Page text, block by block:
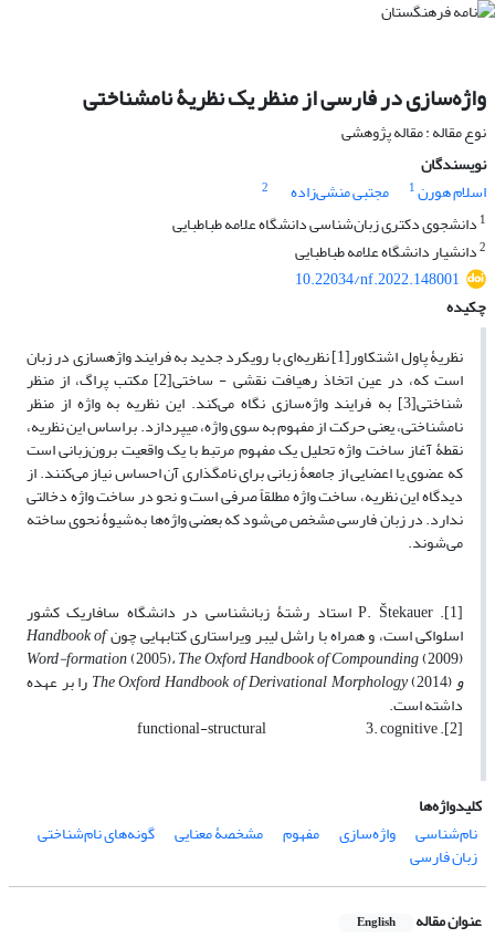
واژه‏‌سازی در فارسی از منظر یک نظریۀ نام‏شناختی
نوع مقاله : مقاله پژوهشی
نویسندگان
اسلام هورن1 مجتبی منشی‌زاده
2
1 دانشجوی دکتری زبان‌شناسی دانشگاه علامه طباطبایی
2دانشیار دانشگاه علامه طباطبایی
10.22034/nf.2022.148001
چکیده
نظریۀ پاول اشتکاور[1] نظریه‏‌ای با رویکرد جدید به فرایند واژه‏سازی در زبان
است که، در عین اتخاذ رهیافت نقشی - ساختی[2] مکتب پراگ، از منظر
شناختی[3] به فرایند واژه‏‌سازی نگاه می‏‌کند. این نظریه به واژه‏ از منظر
نام‏شناختی، یعنی حرکت از مفهوم به‏ سوی واژه، می‏پردازد. براساس این نظریه،
نقطۀ آغاز ساخت واژه تحلیل یک مفهوم مرتبط با یک واقعیت برون‏‌زبانی است
که عضوی یا اعضایی از جامعۀ زبانی برای نام‏گذاری آن احساس نیاز می‏‌کنند. از
دیدگاه این نظریه، ساخت واژه مطلقاً صرفی است و نحو در ساخت واژه دخالتی
ندارد. در زبان فارسی مشخص می‏‌شود که بعضی واژه‌‏ها به‏‌شیوۀ نحوی ساخته
می‏‌شوند.
[1]. P. Štekauer استاد رشتۀ زبان‏شناسی در دانشگاه سافاریک کشور
اسلواکی است، و همراه با راشل لیبر ویراستاری کتاب‏هایی چونHandbook of
Word-formation(2005)،The Oxford Handbook of Compounding(2009)
و The Oxford Handbook of Derivational Morphology(2014) را بر عهده
داشته است.
[2]. functional-structural 3. cognitive
کلیدواژه‌ها
نام‏‌شناسی
واژه‏‌سازی مفهوم مشخصۀ معنایی گونه‏‌های نام‏‌شناختی
زبان فارسی
عنوان مقاله English